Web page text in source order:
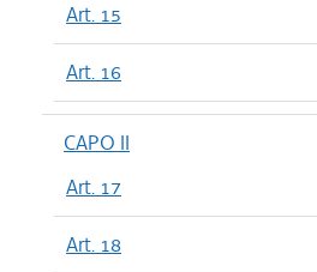
Art. 15
Art. 16
CAPO II
Art. 17
Art. 18